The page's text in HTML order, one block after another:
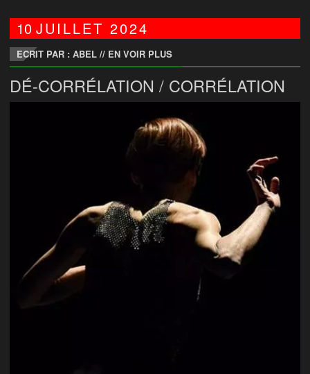
10JUILLET2024
ECRIT PAR : ABEL // EN VOIR PLUS
DÉ-CORRÉLATION / CORRÉLATION